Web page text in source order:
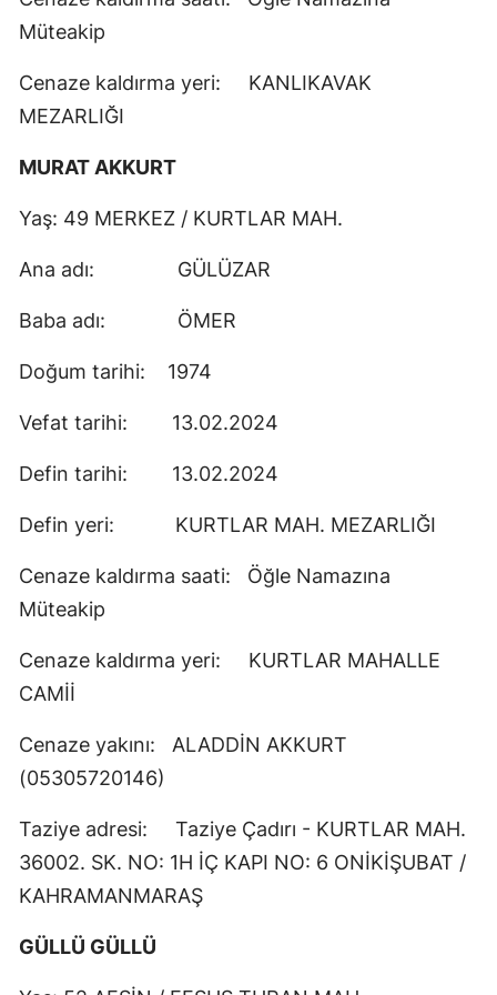
Müteakip
Cenaze kaldırma yeri: KANLIKAVAK
MEZARLIĞI
MURAT AKKURT
Yaş: 49 MERKEZ / KURTLAR MAH.
Ana adı: GÜLÜZAR
Baba adı: ÖMER
Doğum tarihi: 1974
Vefat tarihi: 13.02.2024
Defin tarihi: 13.02.2024
Defin yeri: KURTLAR MAH. MEZARLIĞI
Cenaze kaldırma saati: Öğle Namazına
Müteakip
Cenaze kaldırma yeri: KURTLAR MAHALLE
CAMİİ
Cenaze yakını: ALADDİN AKKURT
(05305720146)
Taziye adresi: Taziye Çadırı - KURTLAR MAH.
36002. SK. NO: 1H İÇ KAPI NO: 6 ONİKİŞUBAT /
KAHRAMANMARAŞ
GÜLLÜ GÜLLÜ